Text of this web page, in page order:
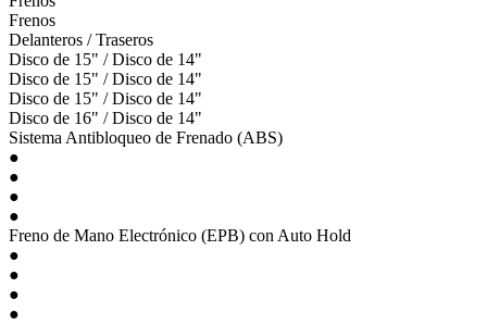
Frenos
Delanteros / Traseros
Disco de 15" / Disco de 14"
Disco de 15" / Disco de 14"
Disco de 15" / Disco de 14"
Disco de 16" / Disco de 14"
Sistema Antibloqueo de Frenado (ABS)
●
●
●
●
Freno de Mano Electrónico (EPB) con Auto Hold
●
●
●
●